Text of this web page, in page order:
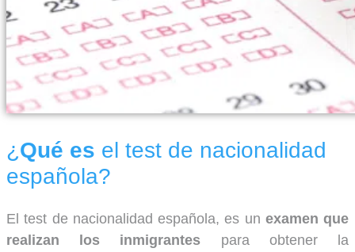
¿Qué es el test de nacionalidad
española?
El test de nacionalidad española, es un examen que
realizan los inmigrantes para obtener la